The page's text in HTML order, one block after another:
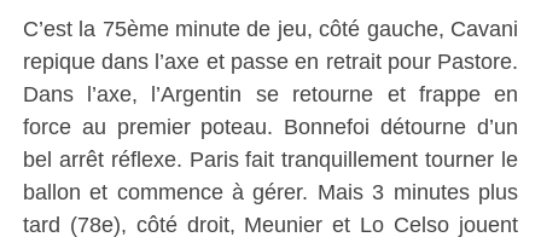
C’est la 75ème minute de jeu, côté gauche, Cavani
repique dans l’axe et passe en retrait pour Pastore.
Dans l’axe, l’Argentin se retourne et frappe en
force au premier poteau. Bonnefoi détourne d’un
bel arrêt réflexe. Paris fait tranquillement tourner le
ballon et commence à gérer. Mais 3 minutes plus
tard (78e), côté droit, Meunier et Lo Celso jouent